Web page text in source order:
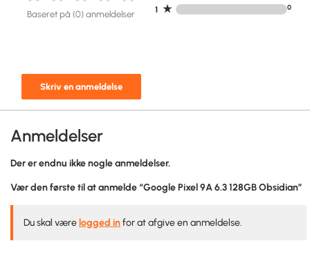
Baseret på (0) anmeldelser
Skriv en anmeldelse
1 ★ 0
Anmeldelser
Der er endnu ikke nogle anmeldelser.
Vær den første til at anmelde “Google Pixel 9A 6.3 128GB Obsidian”
Du skal være logged infor at afgive en anmeldelse.